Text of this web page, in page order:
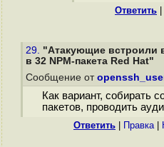
Ответить
29. "Атакующие встроили
в 32 NPM-пакета Red Hat"
Сообщение от
Как вариант, собирать
пакетов, проводить
Ответить Правка|